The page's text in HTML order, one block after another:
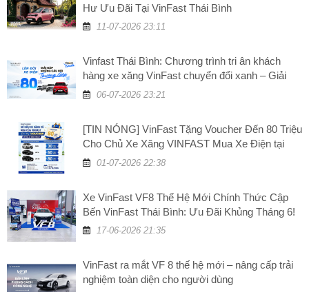
Hư Ưu Đãi Tại VinFast Thái Bình
11-07-2026 23:11
Vinfast Thái Bình: Chương trình tri ân khách
hàng xe xăng VinFast chuyển đổi xanh – Giải
đáp những câu hỏi thường gặp
06-07-2026 23:21
[TIN NÓNG] VinFast Tặng Voucher Đến 80 Triệu
Cho Chủ Xe Xăng VINFAST Mua Xe Điện tại
VinFast Thái Bình
01-07-2026 22:38
Xe VinFast VF8 Thế Hệ Mới Chính Thức Cập
Bến VinFast Thái Bình: Ưu Đãi Khủng Tháng 6!
17-06-2026 21:35
VinFast ra mắt VF 8 thế hệ mới – nâng cấp trải
nghiệm toàn diện cho người dùng